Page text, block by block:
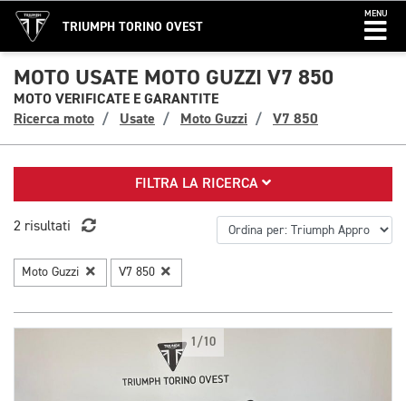
TRIUMPH TORINO OVEST
MENU
MOTO USATE MOTO GUZZI V7 850
MOTO VERIFICATE E GARANTITE
Ricerca moto
Usate Moto Guzzi V7 850
FILTRA LA RICERCA
2 risultati
Moto Guzzi V7 850
1/10